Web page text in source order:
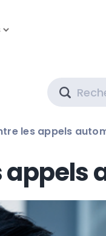
les appels
appels